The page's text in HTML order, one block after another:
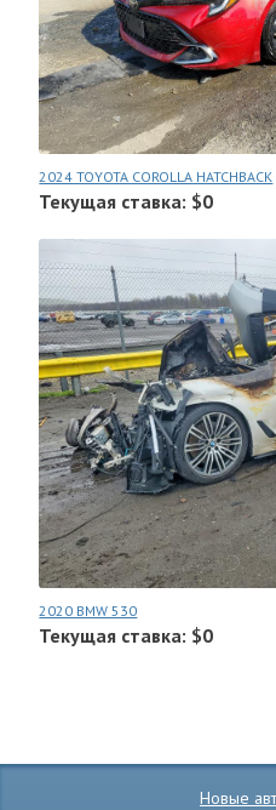
2024 TOYOTA COROLLA HATCHBACK
Текущая ставка: $0
2020 BMW 530
Текущая ставка: $0
Новые